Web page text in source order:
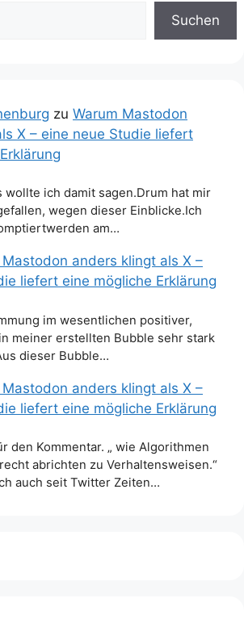
Suchen
zu Warum Mastodon
X – eine neue Studie liefert
wollte ich damit sagen.Drum hat mir
wegen dieser Einblicke.Ich
am…
Mastodon anders klingt als X –
liefert eine mögliche Erklärung
im wesentlichen positiver,
meiner erstellten Bubble sehr stark
dieser Bubble…
Mastodon anders klingt als X –
liefert eine mögliche Erklärung
den Kommentar. „ wie Algorithmen
abrichten zu Verhaltensweisen.“
auch seit Twitter Zeiten…